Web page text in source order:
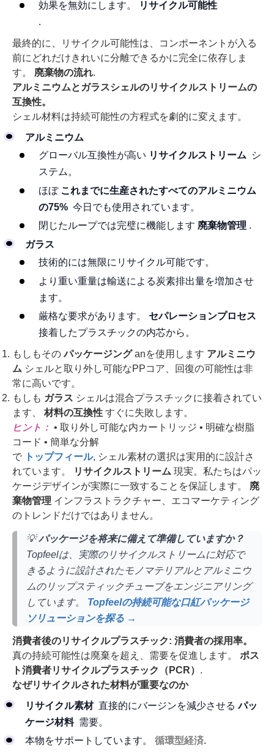
効果を無効にします。
リサイクル可能性
.
最終的に、リサイクル可能性は、コンポーネントが入る
前にどれだけきれいに分離できるかに完全に依存しま
す。 廃棄物の流れ.
アルミニウムとガラスシェルのリサイクルストリームの
互換性。
シェル材料は持続可能性の方程式を劇的に変えます。
アルミニウム
グローバル互換性が高い リサイクルストリーム シ
ステム。
ほぼ これまでに生産されたすべてのアルミニウム
の75% 今日でも使用されています。
閉じたループでは完璧に機能します 廃棄物管理 .
ガラス
技術的には無限にリサイクル可能です。
より重い重量は輸送による炭素排出量を増加させ
ます。
厳格な要求があります。 セパレーションプロセス
接着したプラスチックの内芯から。
もしもそのパッケージングanを使用します アルミニウ
ム シェルと取り外し可能なPPコア、回復の可能性は非
常に高いです。
もしも ガラス シェルは混合プラスチックに接着されてい
ます、 材料の互換性 すぐに失敗します。
ヒント： • 取り外し可能な内カートリッジ • 明確な樹脂
コード • 簡単な分解
で
トップフィール, シェル素材の選択は実用的に設計さ
れています。
リサイクルストリーム 現実。私たちはパッ
ケージデザインが実際に一致することを保証します。 廃
棄物管理 インフラストラクチャー、エコマーケティング
のトレンドだけではありません。
💡パッケージを将来に備えて準備していますか？
Topfeelは、実際のリサイクルストリームに対応で
きるように設計されたモノマテリアルとアルミニウ
ムのリップスティックチューブをエンジニアリング
しています。 Topfeelの持続可能な口紅パッケージ
ソリューションを探る →
消費者後のリサイクルプラスチック: 消費者の採用率。
真の持続可能性は廃棄を超え、需要を促進します。 ポス
ト消費者リサイクルプラスチック（PCR） .
なぜリサイクルされた材料が重要なのか
リサイクル素材 直接的にバージンを減少させるパッ
ケージ材料 需要。
本物をサポートしています。 循環型経済.